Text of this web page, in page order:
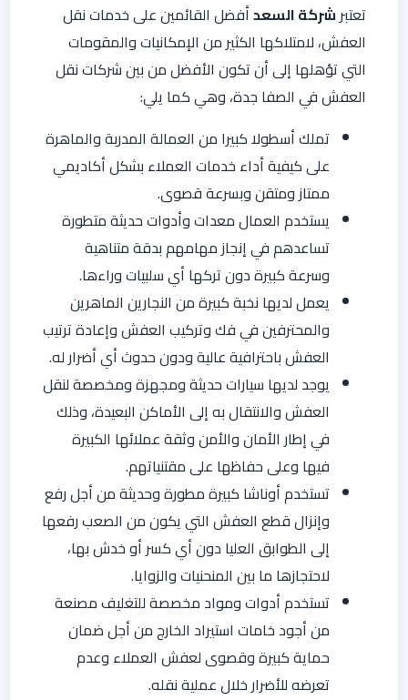
تعتبرشركة السعدأفضل القائمين على خدمات نقل
العفش، لامتلاكها الكثير من الإمكانيات والمقومات
التي تؤهلها إلى أن تكون الأفضل من بين شركات نقل
العفش في الصفا جدة، وهي كما يلي:
تملك أسطولا كبيرا من العمالة المدربة والماهرة
على كيفية أداء خدمات العملاء بشكل أكاديمي
ممتاز ومتقن وبسرعة قصوى.
يستخدم العمال معدات وأدوات حديثة متطورة
تساعدهم في إنجاز مهامهم بدقة متناهية
وسرعة كبيرة دون تركها أي سلبيات وراءها.
يعمل لديها نخبة كبيرة من النجارين الماهرين
والمحترفين في فك وتركيب العفش وإعادة ترتيب
العفش باحترافية عالية ودون حدوث أي أضرار له.
يوجد لديها سيارات حديثة ومجهزة ومخصصة لنقل
العفش والانتقال به إلى الأماكن البعيدة، وذلك
في إطار الأمان والأمن وثقة عملائها الكبيرة
فيها وعلى حفاظها على مقتنياتهم.
تستخدم أوناشا كبيرة مطورة وحديثة من أجل رفع
وإنزال قطع العفش التي يكون من الصعب رفعها
إلى الطوابق العليا دون أي كسر أو خدش بها،
لاحتجازها ما بين المنحنيات والزوايا.
تستخدم أدوات ومواد مخصصة للتغليف مصنعة
من أجود خامات استيراد الخارج من أجل ضمان
حماية كبيرة وقصوى لعفش العملاء وعدم
تعرضه للأضرار خلال عملية نقله.